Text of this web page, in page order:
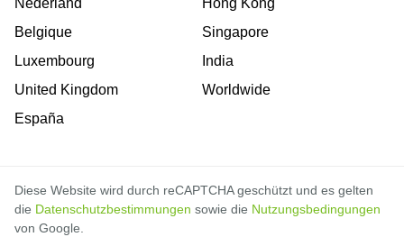
Belgique
Luxembourg
United Kingdom
España
Singapore
India
Worldwide
Diese Website wird durch reCAPTCHA geschützt und es gelten
die Datenschutzbestimmungen sowie die Nutzungsbedingungen
von Google.